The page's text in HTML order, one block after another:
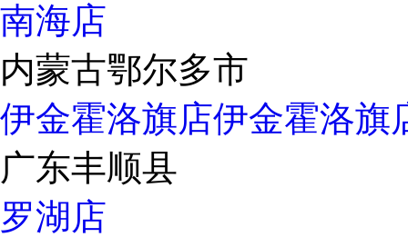
南海店
内蒙古鄂尔多市
伊金霍洛旗店伊金霍洛旗
广东丰顺县
罗湖店